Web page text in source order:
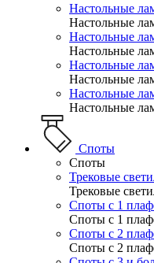
Настольные
Настольные
Настольные
Настольные
Настольные
Настольные
Настольные
Настольные
Споты
Споты
Трековые
Трековые
Споты с 1
Споты с 1
Споты с 2
Споты с 2